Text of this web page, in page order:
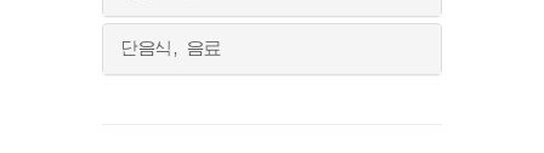
단음식, 음료